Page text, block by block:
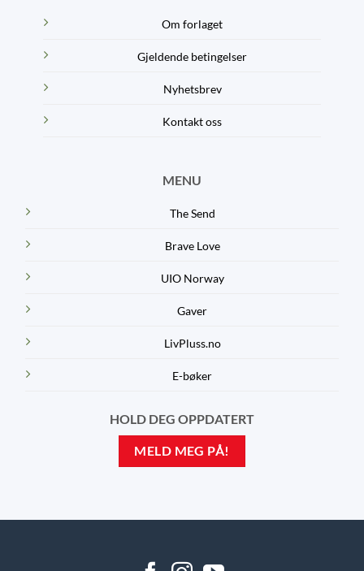
Om forlaget
Gjeldende betingelser
Nyhetsbrev
Kontakt oss
MENU
The Send
Brave Love
UIO Norway
Gaver
LivPluss.no
E-bøker
HOLD DEG OPPDATERT
MELD MEG PÅ!